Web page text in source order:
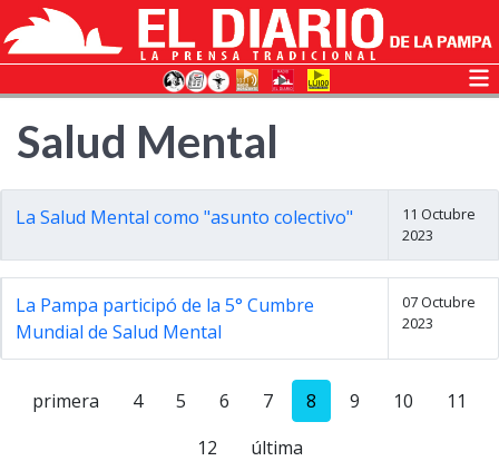
Salud Mental
La Salud Mental como "asunto colectivo"
11 Octubre
2023
La Pampa participó de la 5° Cumbre
Mundial de Salud Mental
07 Octubre
2023
primera 4 5 6 7 8 9 10
11
12
última